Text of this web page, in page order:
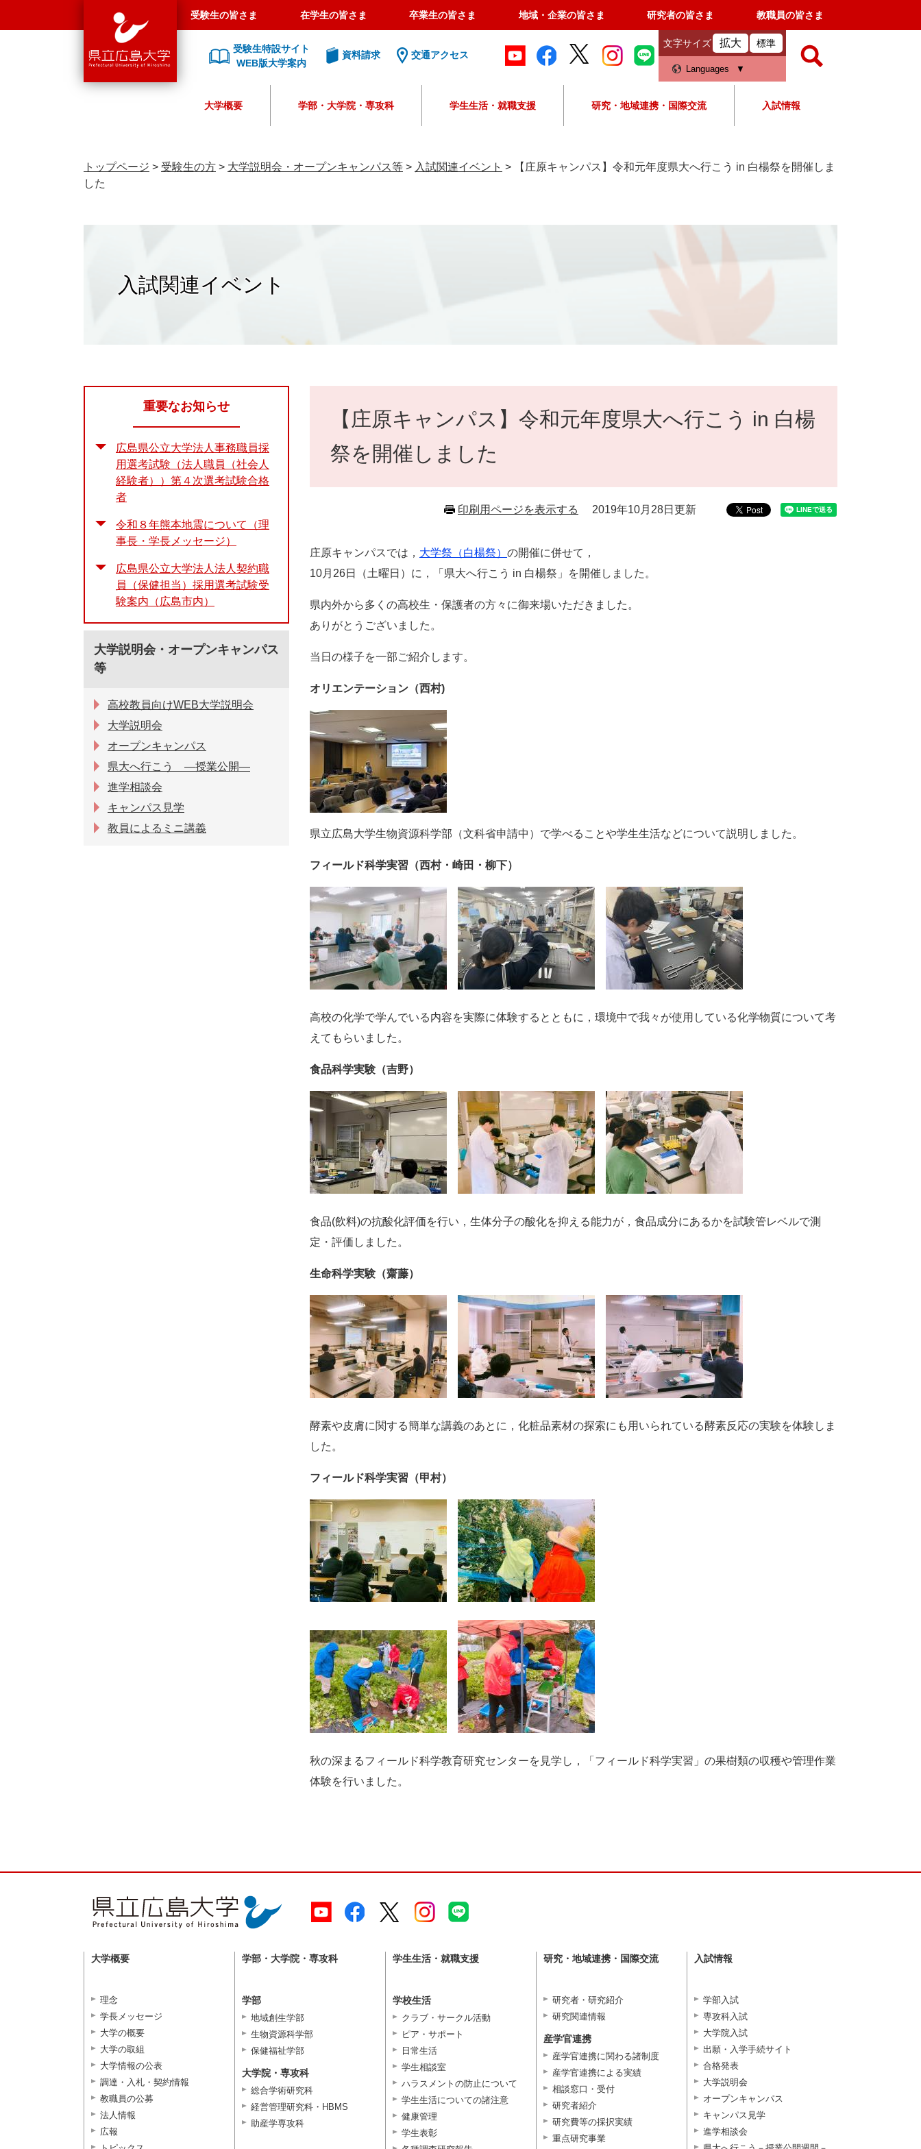
島
大
受験生の皆さま 在学生の皆さま 卒業生の皆さま 地域・企業の皆さま 研究者の皆さま 教職員の皆さま
受験生特設サイト
WEB版大学案内
資料請求 交通アクセス
文字サイズ 拡大 標準
Languages
o
大学概要 学部・大学院・専攻科 学生生活・就職支援 研究・地域連携・国際交流 入試情報
トップページ > 受験生の方 > 大学説明会・オープンキャンパス等 > 入試関連イベント >
【庄原キャンパス】令和元年度県大へ行こう in 白楊祭を開催しま
した
入試関連イベント
【庄原キャンパス】令和元年度県大へ行こう in 白楊
祭を開催しました
印刷用ページを表示する 2019年10月28日更新
庄原キャンパスでは， 大学祭（白楊祭） の開催に併せて，
10月26日（土曜日）に，「県大へ行こう in 白楊祭」を開催しました。
県内外から多くの高校生・保護者の方々に御来場いただきました。
ありがとうございました。
当日の様子を一部ご紹介します。
オリエンテーション（西村)
県立広島大学生物資源科学部（文科省申請中）で学べることや学生生活などについて説明しました。
フィールド科学実習（西村・ 崎田・柳下）
高校の化学で学んでいる内容を実際に体験するとともに，環境中で我々が使用している化学物質について考
えてもらいました。
食品科学実験（吉野）
食品(飲料)の抗酸化評価を行い，生体分子の酸化を抑える能力が，食品成分にあるかを試験管レベルで測
定・評価しました。
生命科学実験（齋藤）
酵素や皮膚に関する簡単な講義のあとに，化粧品素材の探索にも用いられている酵素反応の実験を体験しま
した。
フィールド科学実習（甲村）
秋の深まるフィールド科学教育研究センターを見学し，「フィールド科学実習」の果樹類の収穫や管理作業
体験を行いました。
重要なお知らせ
広島県公立大学法人事務職員採
用選考試験（法人職員（社会人
経験者））第４次選考試験合格
者
令和８年熊本地震について（理
事長・学長メッセージ）
広島県公立大学法人法人契約職
員（保健担当）採用選考試験受
験案内（広島市内）
大学説明会・オープンキャンパス
等
高校教員向けWEB大学説明会
大学説明会
オープンキャンパス
県大へ行こう ―授業公開―
進学相談会
キャンパス見学
教員によるミニ講義
大学概要
理念
学長メッセージ
大学の概要
大学の取組
大学情報の公表
調達・入札・契約情報
教職員の公募
法人情報
広報
学部・大学院・専攻科
学部
地域創生学部
生物資源科学部
保健福祉学部
大学院・専攻科
総合学術研究科
経営管理研究科・HBMS
助産学専攻科
学生生活・就職支援
学校生活
クラブ・サークル活動
ピア・サポート
日常生活
学生相談室
ハラスメントの防止について
学生生活についての諸注意
健康管理
学生表彰
研究・地域連携・国際交流
研究者・研究紹介
研究関連情報
産学官連携
産学官連携に関わる諸制度
産学官連携による実績
相談窓口・受付
研究者紹介
研究費等の採択実績
重点研究事業
入試情報
学部入試
専攻科入試
大学院入試
出願・入学手続サイト
合格発表
大学説明会
オープンキャンパス
キャンパス見学
進学相談会